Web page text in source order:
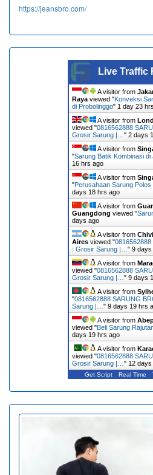
https://jeansbro.com/
Live Traffic
A visitor from
Rayaviewed "Konveksi
di Probolinggo" 1 day 23
A visitor from
viewed "0816562888
Grosir Sarung |… " 2 days
A visitor from
"Sarung Batik Kombinasi di
16 hrs ago
A visitor from
"Perusahaan Sarung Polos
days 18 hrs ago
A visitor from
Guangdong viewed "
days ago
A visitor from
Airesviewed "0816562888
: Grosir Sarung |… " 9 days
A visitor from
viewed "0816562888
Grosir Sarung |… " 9 days
A visitor from
"0816562888 SARUNG
Sarung |… " 9 days 19 hrs
A visitor from
viewed "Beli Sarung
days 19 hrs ago
A visitor from
viewed "0816562888
Grosir Sarung |… " 12
Get Script Real Time